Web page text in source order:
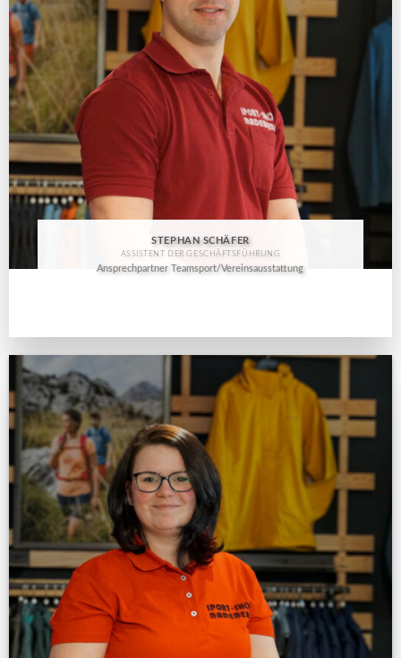
STEPHAN SCHÄFER
ASSISTENT DER GESCHÄFTSFÜHRUNG
Ansprechpartner Teamsport/Vereinsausstattung